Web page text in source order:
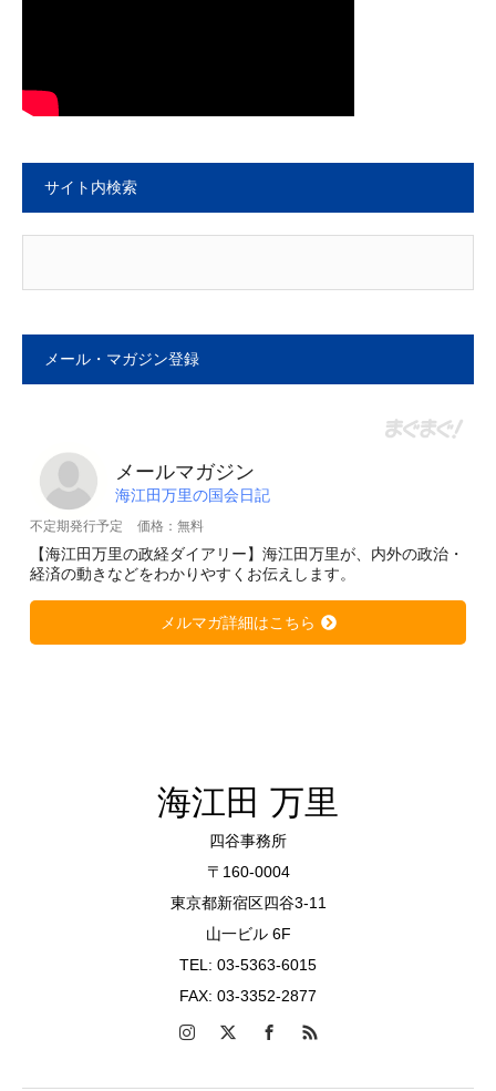
サイト内検索
メール・マガジン登録
メールマガジン
海江田万里の国会日記
不定期発行予定 価格：無料
【海江田万里の政経ダイアリー】海江田万里が、内外の政治・
経済の動きなどをわかりやすくお伝えします。
メルマガ詳細はこちら
海江田 万里
四谷事務所
〒160-0004
東京都新宿区四谷3-11
山一ビル 6F
TEL: 03-5363-6015
FAX: 03-3352-2877